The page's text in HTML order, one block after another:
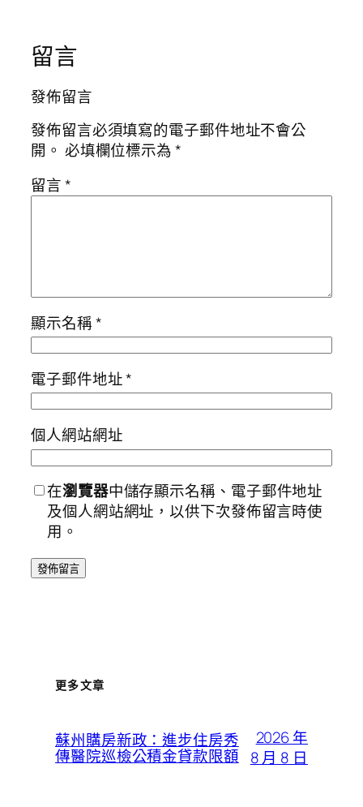
留言
發佈留言
發佈留言必須填寫的電子郵件地址不會公
開。 必填欄位標示為*
留言*
顯示名稱*
電子郵件地址*
個人網站網址
在瀏覽器中儲存顯示名稱、電子郵件地址
及個人網站網址，以供下次發佈留言時使
用。
更多文章
蘇州購房新政：進步住房秀
傳醫院巡檢公積金貸款限額
2026 年
8 月 8 日